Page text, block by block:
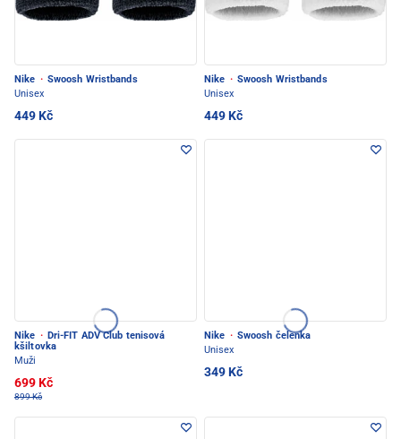
Nike · Swoosh Wristbands
Unisex
449 Kč
Nike · Swoosh Wristbands
Unisex
449 Kč
Nike · Dri-FIT ADV Club tenisová
kšiltovka
Muži
699 Kč
899 Kč
Nike · Swoosh čelenka
Unisex
349 Kč